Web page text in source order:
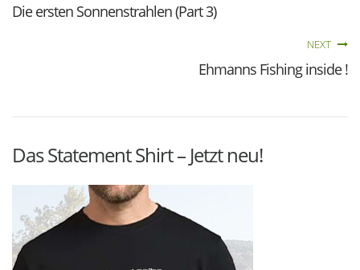
Die ersten Sonnenstrahlen (Part 3)
NEXT
Ehmanns Fishing inside !
Das Statement Shirt – Jetzt neu!